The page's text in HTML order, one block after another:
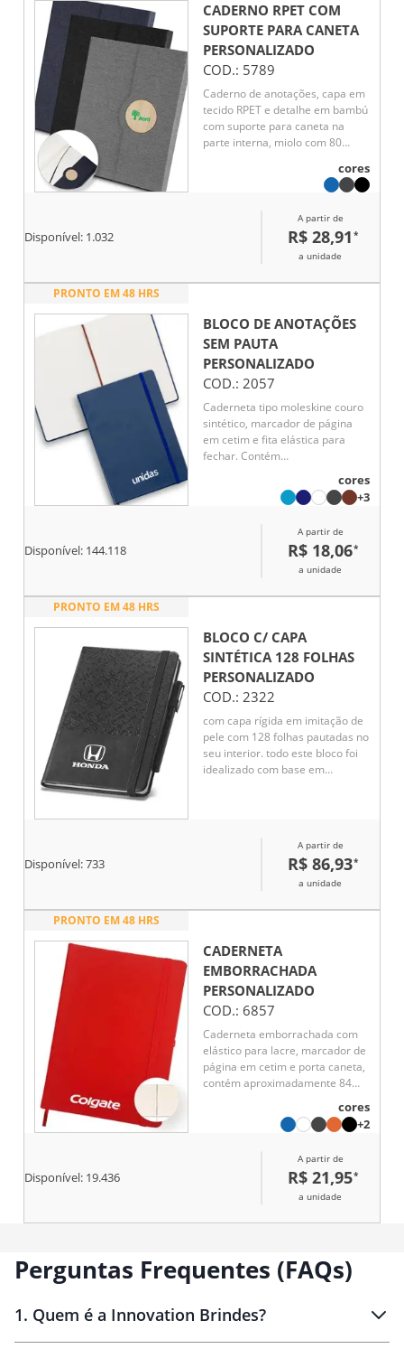
CADERNO RPET COM
SUPORTE PARA CANETA
PERSONALIZADO
COD.: 5789
Caderno de anotações, capa em
tecido RPET e detalhe em bambú
com suporte para caneta na
parte interna, miolo com 80
cores
Disponível: 1.032
A partir de
R$ 28,91 *
a unidade
PRONTO EM 48 HRS
BLOCO DE ANOTAÇÕES
SEM PAUTA
PERSONALIZADO
COD.: 2057
Caderneta tipo moleskine couro
sintético, marcador de página
em cetim e fita elástica para
fechar. Contém
amareladas sem pauta.
cores
+3
Disponível: 144.118
A partir de
R$ 18,06*
a unidade
PRONTO EM 48 HRS
BLOCO C/ CAPA
SINTÉTICA 128 FOLHAS
PERSONALIZADO
COD.: 2322
com capa rígida em imitação de
pele com 128 folhas pautadas no
seu interior. todo este bloco foi
idealizado com base em
Disponível:733
A partir de
R$ 86,93*
a unidade
PRONTO EM 48 HRS
CADERNETA
EMBORRACHADA
PERSONALIZADO
COD.: 6857
Caderneta emborrachada com
elástico para lacre, marcador de
página em cetim e porta caneta,
contém aproximadamente 84
cores
+2
Disponível: 19.436
A partir de
R$ 21,95*
a unidade
Perguntas Frequentes (FAQs)
1. Quem é a Innovation Brindes?